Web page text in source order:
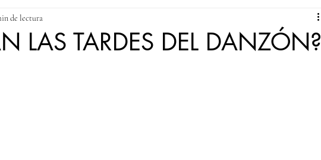
LAS TARDES DEL DANZÓN?
de lectura